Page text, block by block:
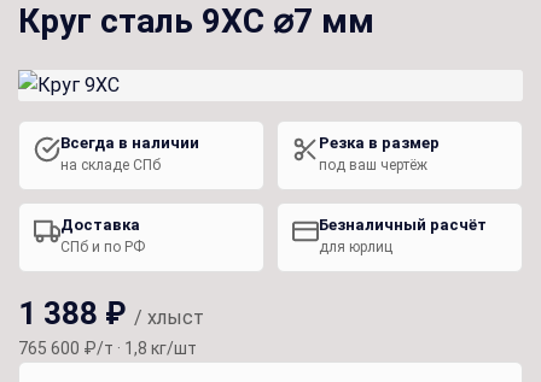
Круг сталь 9ХС ⌀7 мм
Всегда в наличии
на складе СПб
Резка в размер
под ваш чертёж
Доставка
СПб и по РФ
Безналичный расчёт
для юрлиц
1 388 ₽ / хлыст
765 600 ₽/т · 1,8 кг/шт